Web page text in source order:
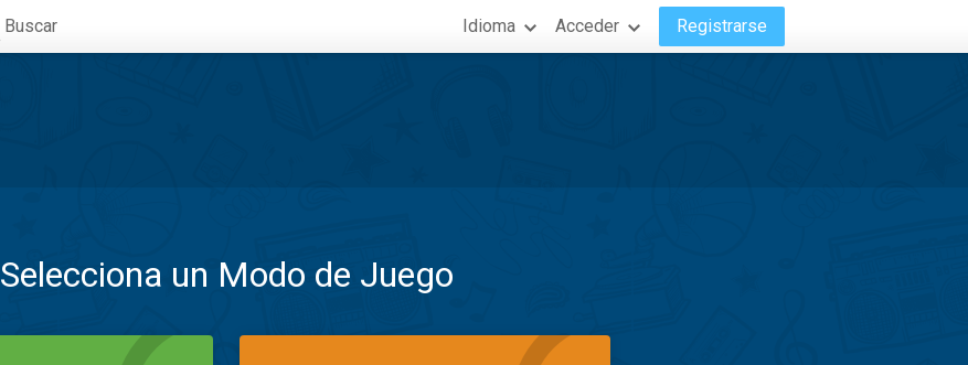
Buscar Idioma Acceder Registrarse
Selecciona un Modo de Juego